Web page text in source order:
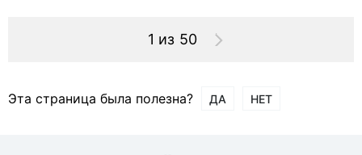
1 из 50
Эта страница была полезна? ДА НЕТ